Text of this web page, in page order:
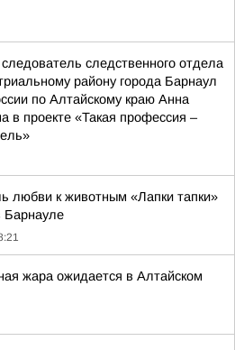
следственного отдела
району города Барнаул
по Алтайскому краю Анна
в проекте «Такая профессия –
любви к животным «Лапки тапки»
Барнауле
жара ожидается в Алтайском